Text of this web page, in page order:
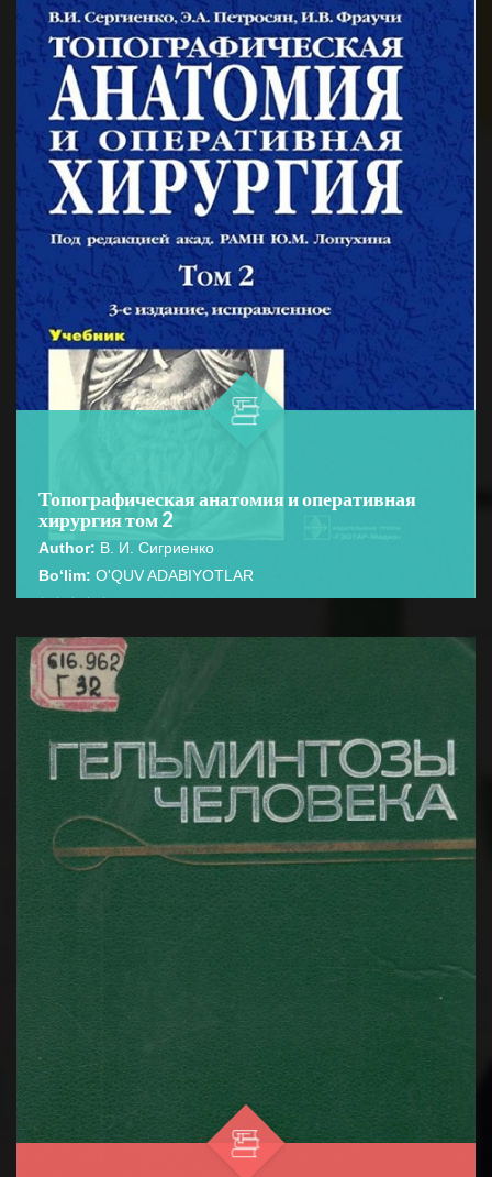
и профилактики меланомы...
Топографическая анатомия и оперативная
хирургия том 2
Author: В. И. Сигриенко
Bo‘lim: O'QUV ADABIYOTLAR
☆
☆
☆
☆
☆
В учебнике представлены основные сведения по
топографической анатомии человеческого организма
и оперативной хирургии. ...
BATAFSIL...